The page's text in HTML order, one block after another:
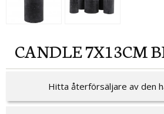
CANDLE 7X13CM
Hitta återförsäljare av den